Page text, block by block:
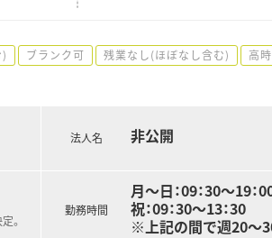
ブランク可 残業なし(ほぼなし含む) 高
。
法人名 非公開
勤務時間
月～日：09：30～19：
祝：09：30～13：30
※上記の間で週20～